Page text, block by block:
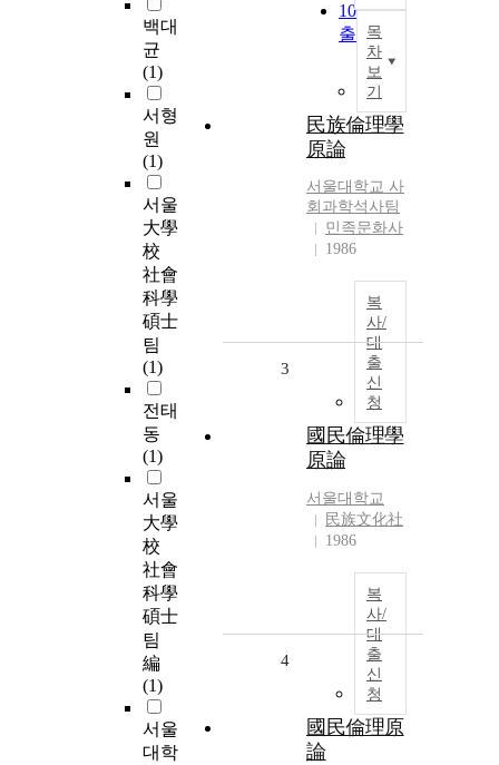
백대
균
(1)
서형
원
(1)
서울
大學
校
社會
科學
碩士
팀
(1)
전태
동
(1)
서울
大學
校
社會
科學
碩士
팀
編
(1)
서울
대학
100개씩
출력목
차
보
기
民族倫理學
原論
서울대학교 사
회과학석사팀
민족문화사
1986
복
사/
대
출
신
청
3
國民倫理學
原論
서울대학교
民族文化社
1986
복
사/
대
출
신
청
4
國民倫理原
論